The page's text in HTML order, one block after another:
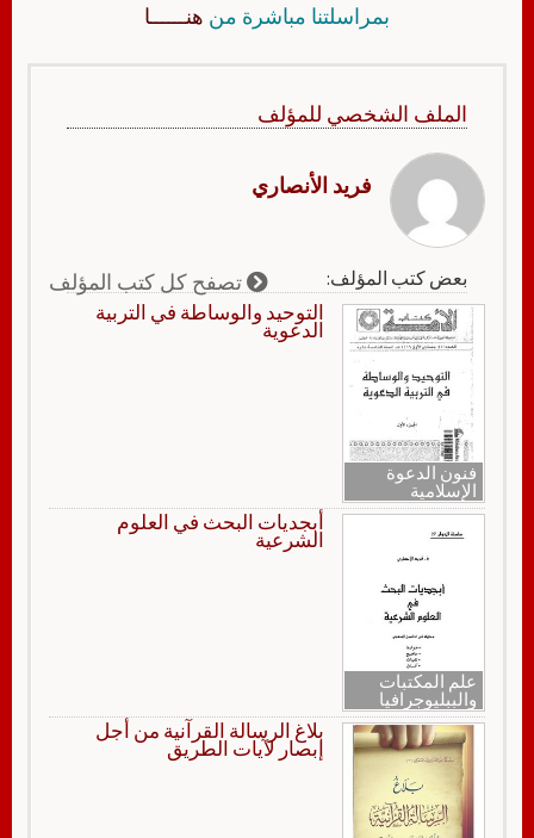
بمراسلتنا مباشرة من هنــــــا
الملف الشخصي للمؤلف
فريد الأنصاري
بعض كتب المؤلف: تصفح كل كتب المؤلف
فنون الدعوة
الإسلامية
التوحيد والوساطة في التربية
الدعوية
علم المكتبات
والببليوجرافيا
أبجديات البحث في العلوم
الشرعية
بلاغ الرسالة القرآنية من أجل
إبصار لآيات الطريق